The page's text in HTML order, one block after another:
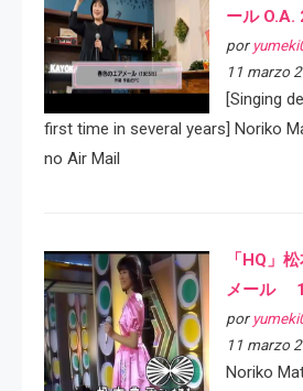
ール O.A.
por
11 marzo
[Singing
first time in several years] Noriko
no Air Mail
「HQ」
メール
por
11 marzo
Noriko